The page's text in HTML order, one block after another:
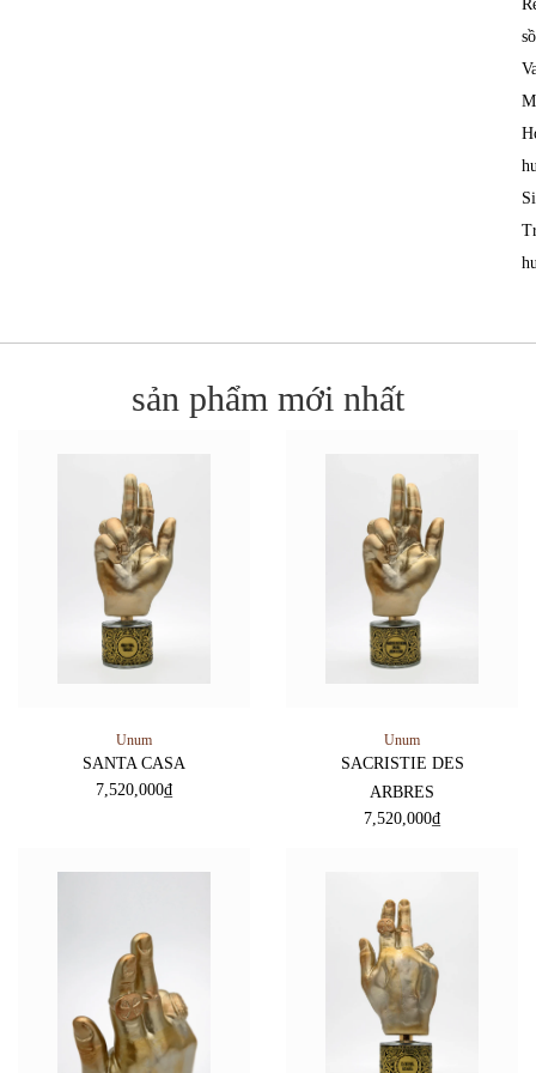
sản phẩm mới nhất
Unum
SANTA CASA
7,520,000₫
Unum
SACRISTIE DES
ARBRES
7,520,000₫